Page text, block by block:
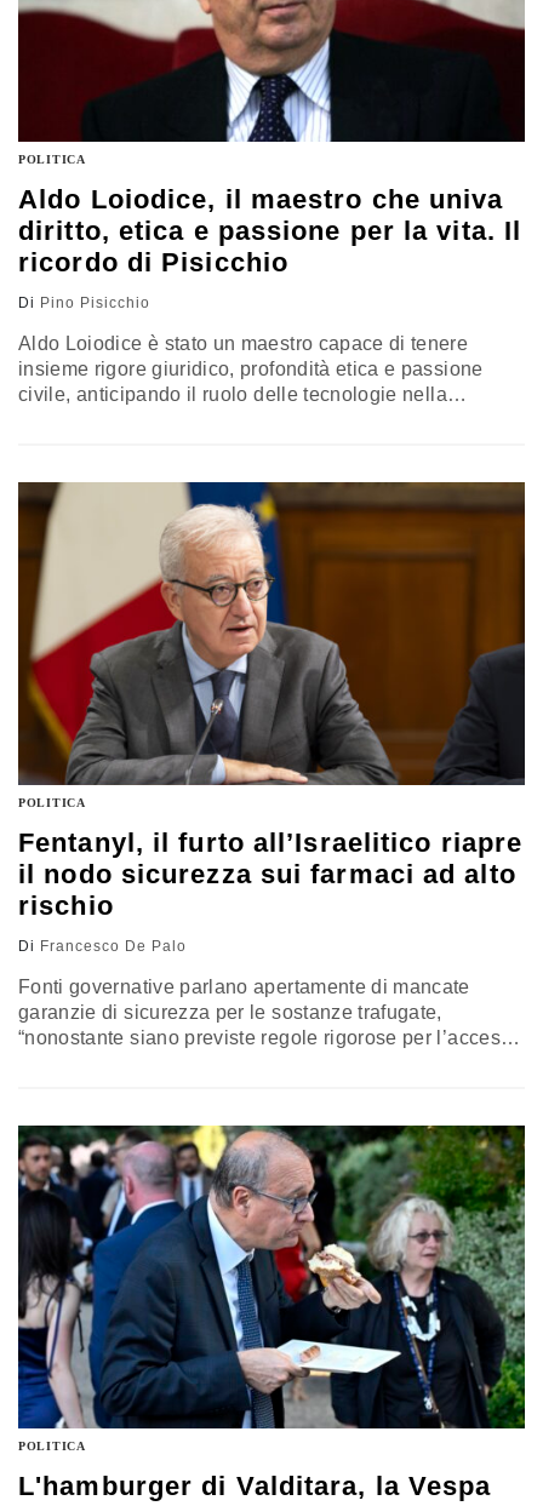
POLITICA
Aldo Loiodice, il maestro che univa
diritto, etica e passione per la vita. Il
ricordo di Pisicchio
Di Pino Pisicchio
Aldo Loiodice è stato un maestro capace di tenere
insieme rigore giuridico, profondità etica e passione
civile, anticipando il ruolo delle tecnologie nella
Pino Pisicchio
POLITICA
Fentanyl, il furto all’Israelitico riapre
il nodo sicurezza sui farmaci ad alto
rischio
Di Francesco De Palo
Fonti governative parlano apertamente di mancate
garanzie di sicurezza per le sostanze trafugate,
“nonostante siano previste regole rigorose per l’accesso
presieduto una riunione d’urgenza a Palazzo Chigi.
Scattano indagini dei Nas e ispezione del ministero
della Salute
POLITICA
L'hamburger di Valditara, la Vespa